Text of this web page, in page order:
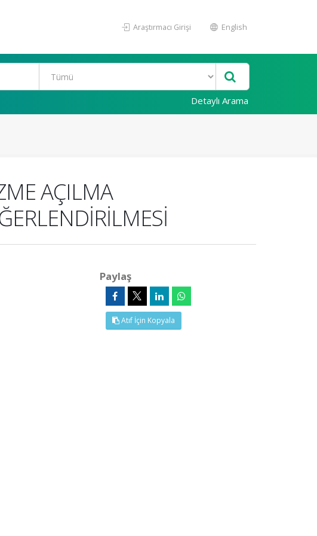
Araştırmacı Girişi English
Detaylı Arama
AÇILMA
Paylaş
Atıf İçin Kopyala